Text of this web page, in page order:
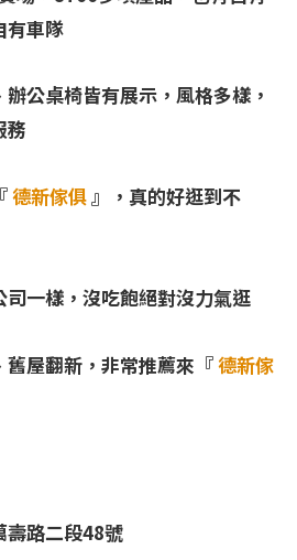
有車隊
公桌椅皆有展示，風格多樣，
務
德新傢俱』，真的好逛到不
一樣，沒吃飽絕對沒力氣逛
屋翻新，非常推薦來『德新傢
壽路二段48號